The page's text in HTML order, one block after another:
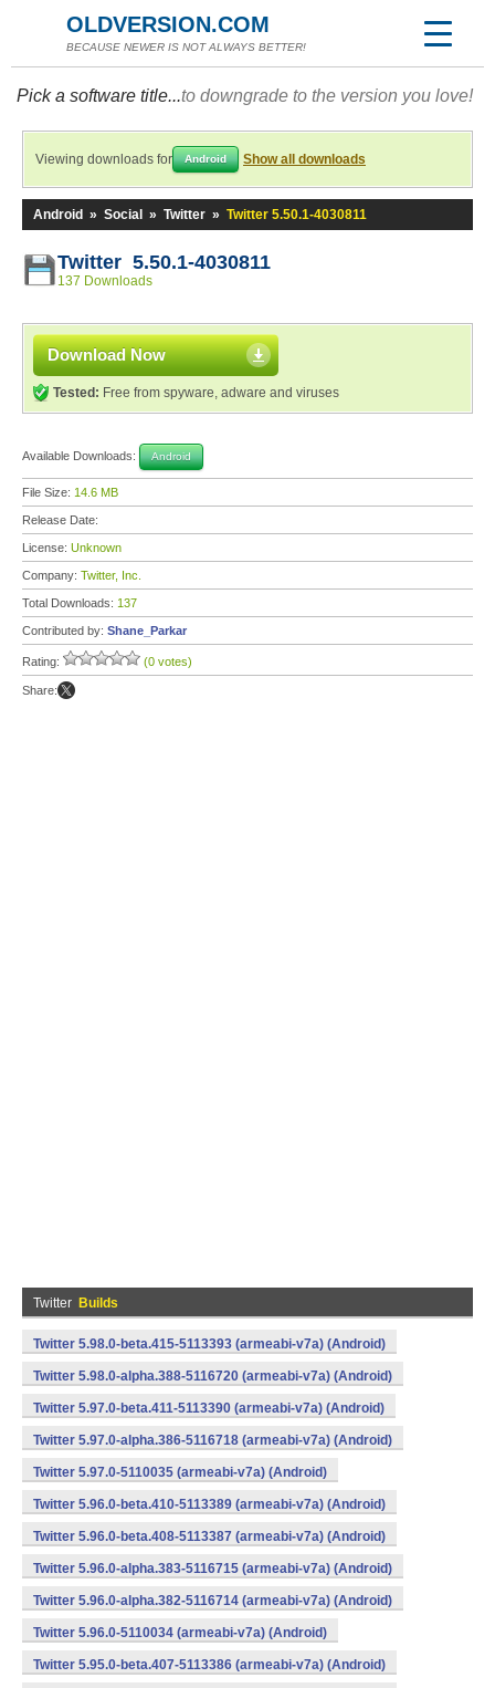
OLDVERSION.COM
BECAUSE NEWER IS NOT ALWAYS BETTER!
Pick a software title...to downgrade to the version you love!
Viewing downloads for Android Show all downloads
Android » Social » Twitter » Twitter 5.50.1-4030811
Twitter 5.50.1-4030811
137 Downloads
Download Now
Tested: Free from spyware, adware and viruses
Available Downloads: Android
File Size: 14.6 MB
Release Date:
License: Unknown
Company: Twitter, Inc.
Total Downloads: 137
Contributed by: Shane_Parkar
Rating: (0 votes)
Share:
Twitter Builds
Twitter 5.98.0-beta.415-5113393 (armeabi-v7a) (Android)
Twitter 5.98.0-alpha.388-5116720 (armeabi-v7a) (Android)
Twitter 5.97.0-beta.411-5113390 (armeabi-v7a) (Android)
Twitter 5.97.0-alpha.386-5116718 (armeabi-v7a) (Android)
Twitter 5.97.0-5110035 (armeabi-v7a) (Android)
Twitter 5.96.0-beta.410-5113389 (armeabi-v7a) (Android)
Twitter 5.96.0-beta.408-5113387 (armeabi-v7a) (Android)
Twitter 5.96.0-alpha.383-5116715 (armeabi-v7a) (Android)
Twitter 5.96.0-alpha.382-5116714 (armeabi-v7a) (Android)
Twitter 5.96.0-5110034 (armeabi-v7a) (Android)
Twitter 5.95.0-beta.407-5113386 (armeabi-v7a) (Android)